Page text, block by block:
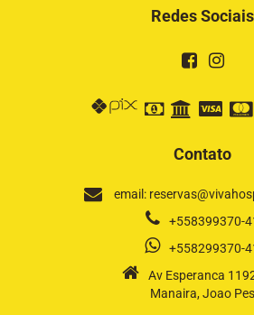
Redes Sociais
Contato
email:
+558399370-
+558299370-
Av Esperanca
Manaira, Joao